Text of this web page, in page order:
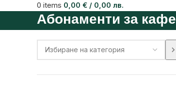
0 items 0,00 € / 0,00 лв.
Абонаменти за кафе